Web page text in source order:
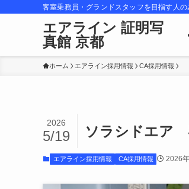
客室乗務員・グランドスタッフを目指す人
エアライン 証明写
真館 京都
ホーム エアライン採用情報 CA採用情報
ソラシドエア
2026
5/19
エアライン採用情報 CA採用情報 2026